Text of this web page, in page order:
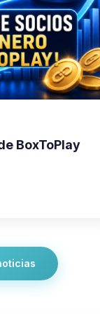
BoxToPlay